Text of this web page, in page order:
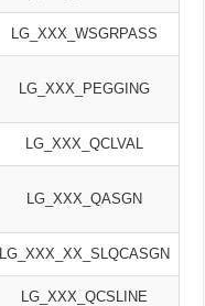
LG_XXX_WSGRPASS
LG_XXX_PEGGING
LG_XXX_QCLVAL
LG_XXX_QASGN
LG_XXX_XX_SLQCASGN
LG_XXX_QCSLINE